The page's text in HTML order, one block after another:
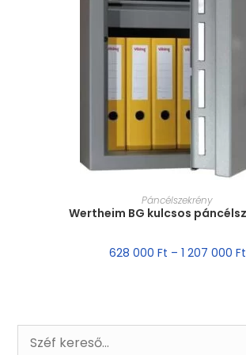
MÉRET VÁLASZTÁSA
Páncélszekrény
Wertheim BG kulcsos
628 000 Ft – 1 207 000 Ft